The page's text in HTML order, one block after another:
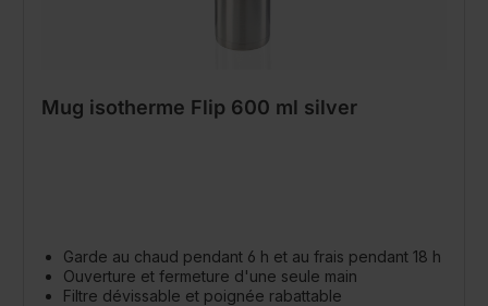
Mug isotherme Flip 600 ml silver
Garde au chaud pendant 6 h et au frais pendant 18 h
Ouverture et fermeture d'une seule main
Filtre dévissable et poignée rabattable